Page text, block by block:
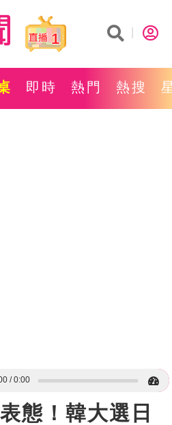
1
即時 熱門 熱搜
0:00
態！韓大選日